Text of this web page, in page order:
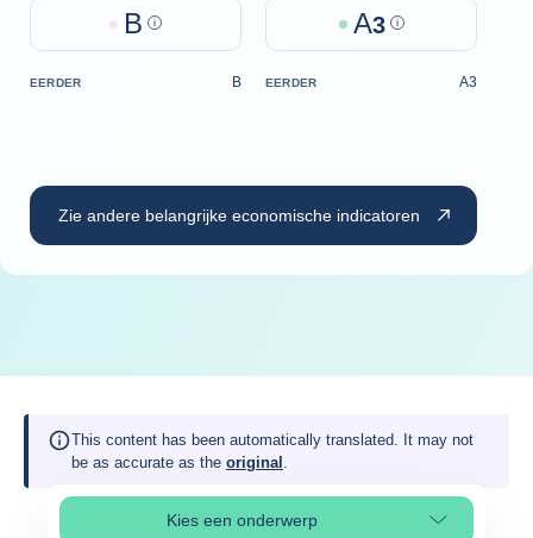
B Help A3 Help
EERDER B EERDER A3
Zie andere belangrijke economische indicatoren
This content has been automatically translated. It may not
be as accurate as the original .
Kies een onderwerp
Selecteer paginasectie